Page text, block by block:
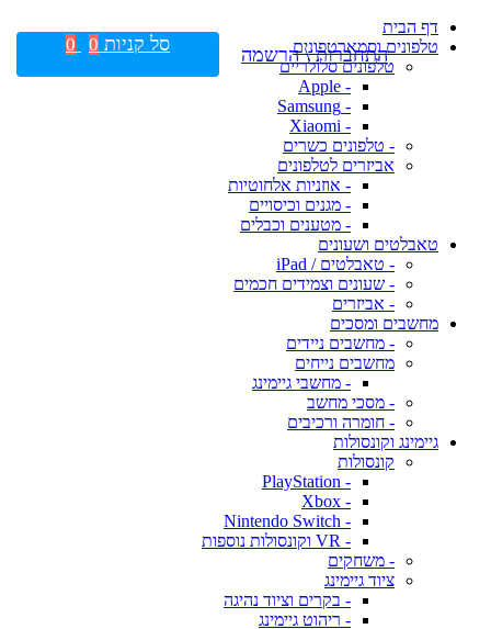
דף הבית
טלפונים וסמארטפונים
טלפונים סלולריים
- Apple
- Samsung
- Xiaomi
- טלפונים כשרים
אביזרים לטלפונים
- אוזניות אלחוטיות
- מגנים וכיסויים
- מטענים וכבלים
טאבלטים ושעונים
- טאבלטים / iPad
- שעונים וצמידים חכמים
- אביזרים
מחשבים ומסכים
- מחשבים ניידים
מחשבים נייחים
- מחשבי גיימינג
- מסכי מחשב
- חומרה ורכיבים
גיימינג וקונסולות
קונסולות
- PlayStation
- Xbox
- Nintendo Switch
- VR וקונסולות נוספות
- משחקים
ציוד גיימינג
- בקרים וציוד נהיגה
- ריהוט גיימינג
התחברות \ הרשמה סל קניות 0
0